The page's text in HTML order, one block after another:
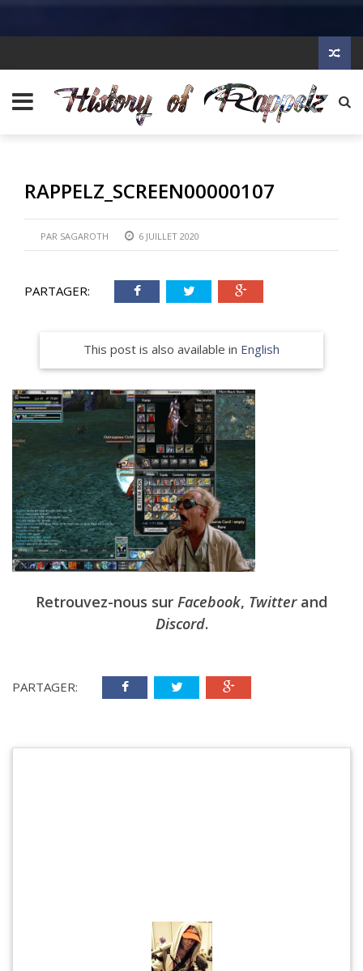
RAPPELZ_SCREEN00000107
PAR SAGAROTH 6 JUILLET 2020
PARTAGER:
This post is also available in English
Retrouvez-nous sur Facebook, Twitterand
Discord.
PARTAGER: